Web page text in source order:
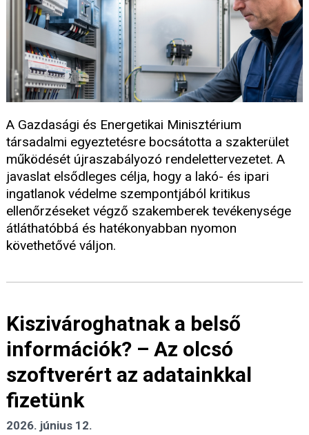
A Gazdasági és Energetikai Minisztérium
társadalmi egyeztetésre bocsátotta a szakterület
működését újraszabályozó rendelettervezetet. A
javaslat elsődleges célja, hogy a lakó- és ipari
ingatlanok védelme szempontjából kritikus
ellenőrzéseket végző szakemberek tevékenysége
átláthatóbbá és hatékonyabban nyomon
követhetővé váljon.
Kiszivároghatnak a belső
információk? – Az olcsó
szoftverért az adatainkkal
fizetünk
2026. június 12.